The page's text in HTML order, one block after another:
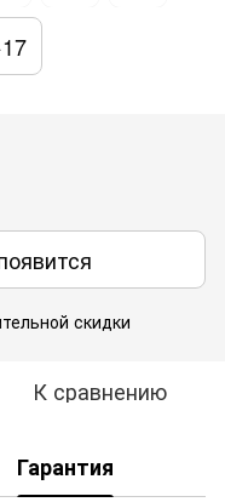
скидки
К сравнению
Гарантия